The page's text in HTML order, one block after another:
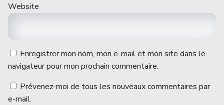
Website
Enregistrer mon nom, mon e-mail et mon site dans le
navigateur pour mon prochain commentaire.
Prévenez-moi de tous les nouveaux commentaires par
e-mail.